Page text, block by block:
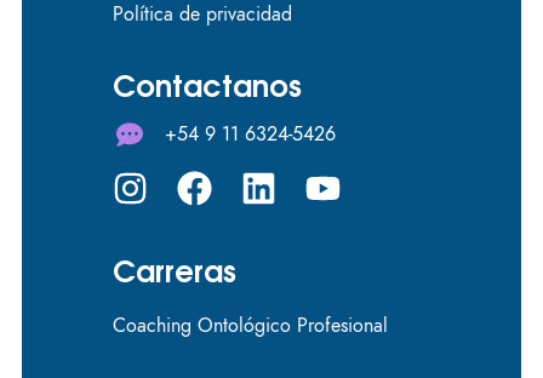
Política de privacidad
Contactanos
+54 9 11 6324-5426
Carreras
Coaching Ontológico Profesional